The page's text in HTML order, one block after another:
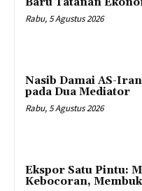
Rabu, 5 Agustus 2026
Nasib Damai AS-
pada Dua Mediator
Rabu, 5 Agustus 2026
Ekspor Satu Pintu:
Kebocoran,